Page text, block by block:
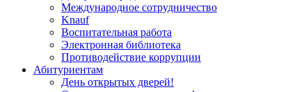
Международное сотрудничество
Knauf
Воспитательная работа
Электронная библиотека
Противодействие коррупции
Абитуриентам
День открытых дверей!